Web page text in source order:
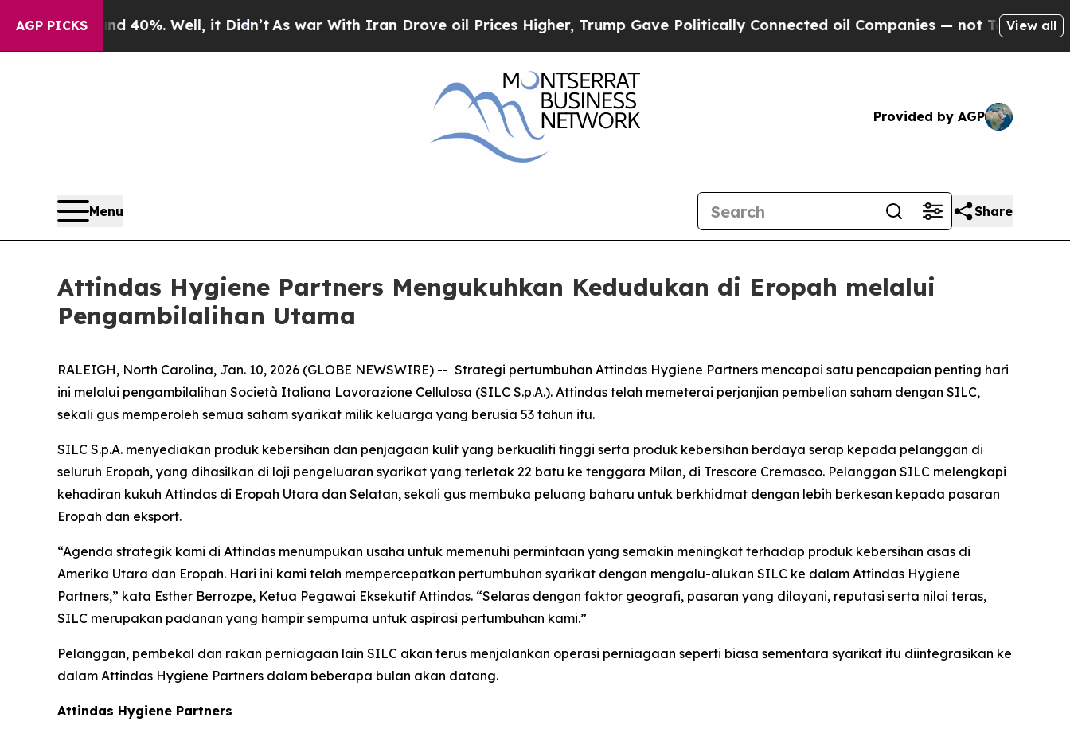
AGP PICKS
Around 40%. Well, it Didn’tAs war With Iran Drove oil Prices Higher, Trump Gave Politically Connected oil Companies — not Taxpayers — the
View all
Provided by AGP
Menu Share
Attindas Hygiene Partners Mengukuhkan Kedudukan di Eropah melalui
Pengambilalihan Utama
RALEIGH, North Carolina, Jan. 10, 2026 (GLOBE NEWSWIRE) -- Strategi pertumbuhan Attindas Hygiene Partners mencapai satu pencapaian penting hari
ini melalui pengambilalihan Società Italiana Lavorazione Cellulosa (SILC S.p.A.). Attindas telah memeterai perjanjian pembelian saham dengan SILC,
sekali gus memperoleh semua saham syarikat milik keluarga yang berusia 53 tahun itu.
SILC S.p.A. menyediakan produk kebersihan dan penjagaan kulit yang berkualiti tinggi serta produk kebersihan berdaya serap kepada pelanggan di
seluruh Eropah, yang dihasilkan di loji pengeluaran syarikat yang terletak 22 batu ke tenggara Milan, di Trescore Cremasco. Pelanggan SILC melengkapi
kehadiran kukuh Attindas di Eropah Utara dan Selatan, sekali gus membuka peluang baharu untuk berkhidmat dengan lebih berkesan kepada pasaran
Eropah dan eksport.
“Agenda strategik kami di Attindas menumpukan usaha untuk memenuhi permintaan yang semakin meningkat terhadap produk kebersihan asas di
Amerika Utara dan Eropah. Hari ini kami telah mempercepatkan pertumbuhan syarikat dengan mengalu-alukan SILC ke dalam Attindas Hygiene
Partners,” kata Esther Berrozpe, Ketua Pegawai Eksekutif Attindas. “Selaras dengan faktor geografi, pasaran yang dilayani, reputasi serta nilai teras,
SILC merupakan padanan yang hampir sempurna untuk aspirasi pertumbuhan kami.”
Pelanggan, pembekal dan rakan perniagaan lain SILC akan terus menjalankan operasi perniagaan seperti biasa sementara syarikat itu diintegrasikan ke
dalam Attindas Hygiene Partners dalam beberapa bulan akan datang.
Attindas Hygiene Partners